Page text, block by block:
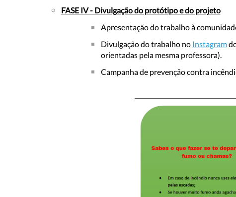
FASE IV - Divulgação do protótipo e do projeto
Apresentação do trabalho à
Divulgação do trabalho no Instagram
orientadas pela mesma professora).
Campanha de prevenção contra